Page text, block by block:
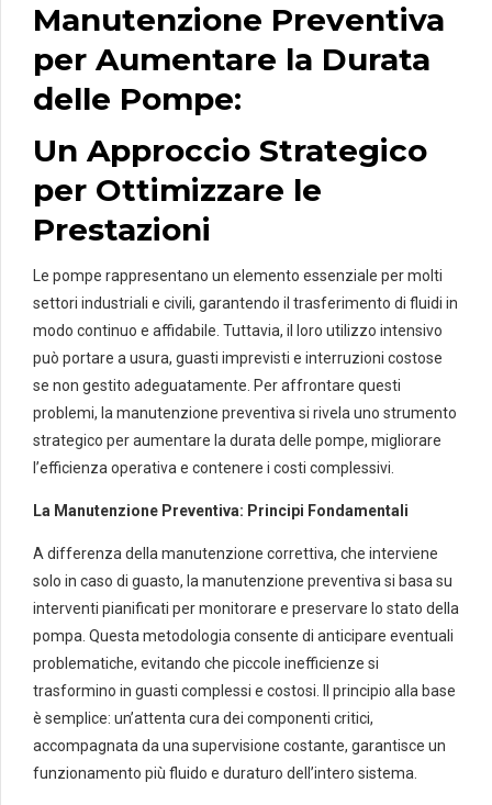
Manutenzione Preventiva
per Aumentare la Durata
delle Pompe:
Un Approccio Strategico
per Ottimizzare le
Prestazioni
Le pompe rappresentano un elemento essenziale per molti
settori industriali e civili, garantendo il trasferimento di fluidi in
modo continuo e affidabile. Tuttavia, il loro utilizzo intensivo
può portare a usura, guasti imprevisti e interruzioni costose
se non gestito adeguatamente. Per affrontare questi
problemi, la manutenzione preventiva si rivela uno strumento
strategico per aumentare la durata delle pompe, migliorare
l’efficienza operativa e contenere i costi complessivi.
La Manutenzione Preventiva: Principi Fondamentali
A differenza della manutenzione correttiva, che interviene
solo in caso di guasto, la manutenzione preventiva si basa su
interventi pianificati per monitorare e preservare lo stato della
pompa. Questa metodologia consente di anticipare eventuali
problematiche, evitando che piccole inefficienze si
trasformino in guasti complessi e costosi. Il principio alla base
è semplice: un’attenta cura dei componenti critici,
accompagnata da una supervisione costante, garantisce un
funzionamento più fluido e duraturo dell’intero sistema.